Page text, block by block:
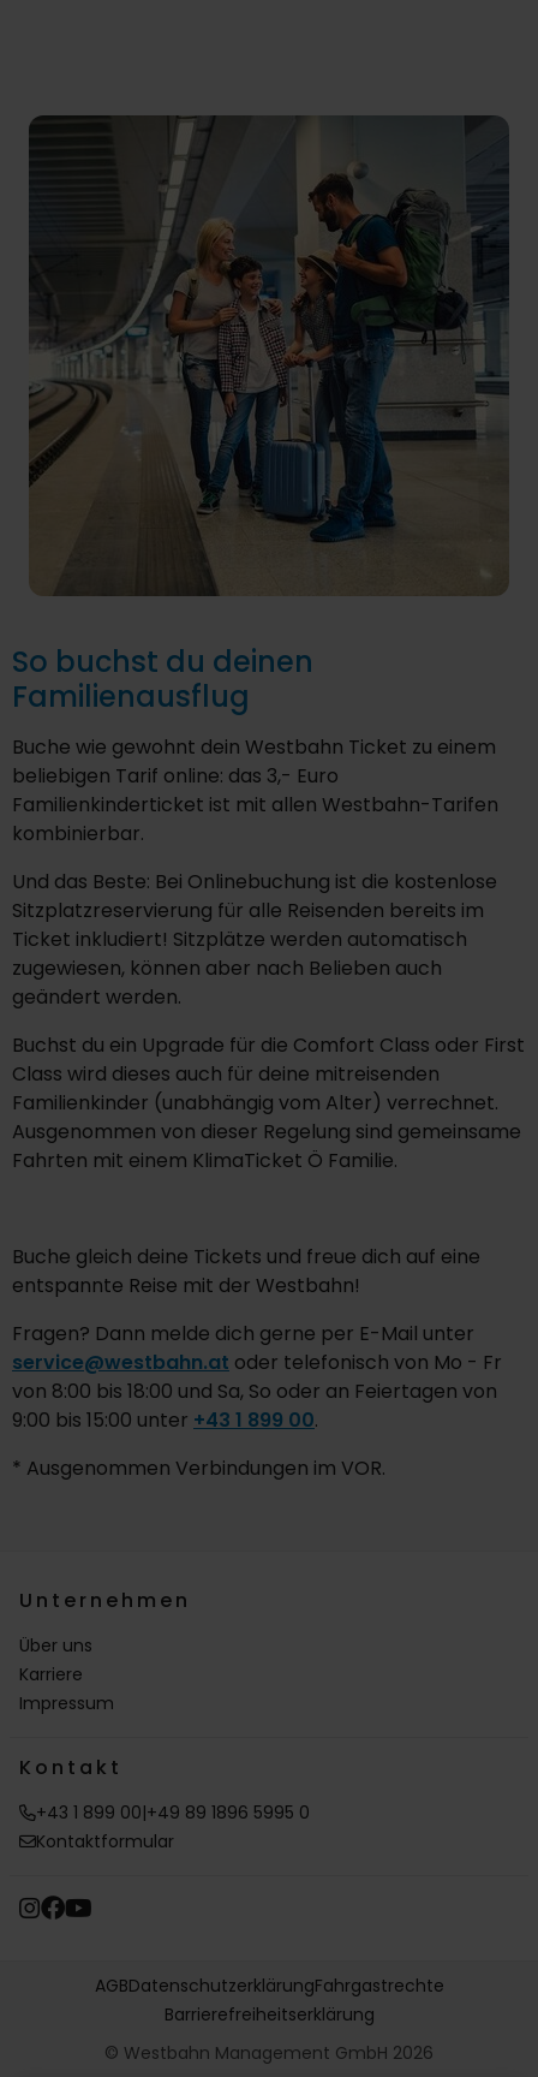
So buchst du deinen
Familienausflug
Buche wie gewohnt dein Westbahn Ticket zu einem
beliebigen Tarif online: das 3,- Euro
Familienkinderticket ist mit allen Westbahn-Tarifen
kombinierbar.
Und das Beste: Bei Onlinebuchung ist die kostenlose
Sitzplatzreservierung für alle Reisenden bereits im
Ticket inkludiert! Sitzplätze werden automatisch
zugewiesen, können aber nach Belieben auch
geändert werden.
Buchst du ein Upgrade für die Comfort Class oder First
Class wird dieses auch für deine mitreisenden
Familienkinder (unabhängig vom Alter) verrechnet.
Ausgenommen von dieser Regelung sind gemeinsame
Fahrten mit einem KlimaTicket Ö Familie.
Buche gleich deine Tickets und freue dich auf eine
entspannte Reise mit der Westbahn!
Fragen? Dann melde dich gerne per E-Mail unter
service@westbahn.at oder telefonisch von Mo - Fr
von 8:00 bis 18:00 und Sa, So oder an Feiertagen von
9:00 bis 15:00 unter +43 1 899 00.
* Ausgenommen Verbindungen im VOR.
Unternehmen
Über uns
Karriere
Impressum
Kontakt
+43 1 899 00|+49 89 1896 5995 0
Kontaktformular
AGBDatenschutzerklärungFahrgastrechte
Barrierefreiheitserklärung
© Westbahn Management GmbH 2026